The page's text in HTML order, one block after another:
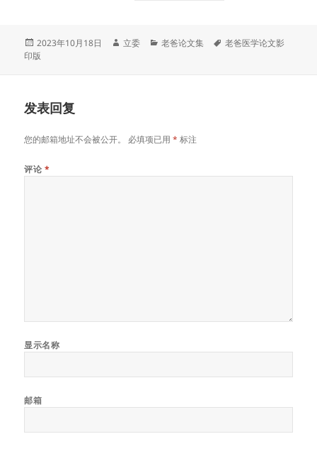
发
布
2023年10月18日
作
立委
分
老爸论文集
标
老爸医学论文影
印版
发表回复
您的邮箱地址不会被公开。 必填项已用* 标注
评论 *
显示名称
邮箱